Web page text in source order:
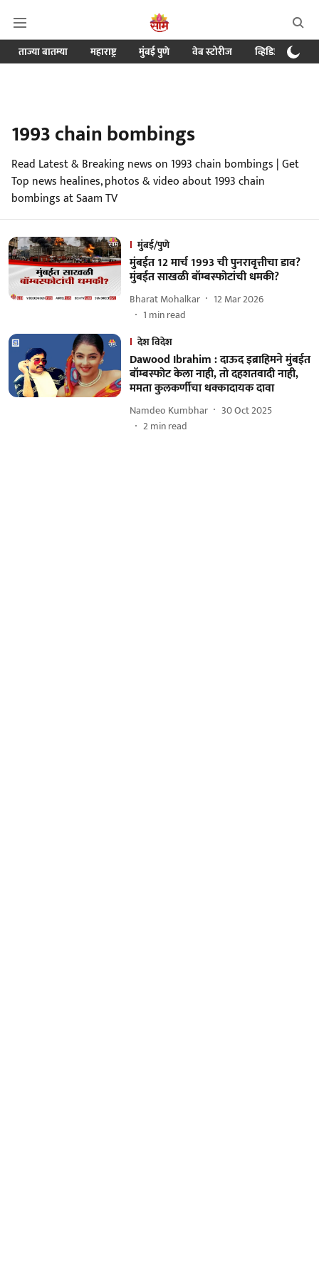
ताज्या बातम्या महाराष्ट्र मुंबई पुणे वेब स्टोरीज व्हिडिओ
1993 chain bombings
Read Latest & Breaking news on 1993 chain bombings | Get
Top news healines, photos & video about 1993 chain
bombings at Saam TV
मुंबई/पुणे
मुंबईत 12 मार्च 1993 ची पुनरावृत्तीचा डाव?
मुंबईत साखळी बॉम्बस्फोटांची धमकी?
Bharat Mohalkar
12 Mar 2026
1 min read
देश विदेश
Dawood Ibrahim : दाऊद इब्राहिमने मुंबईत
बॉम्बस्फोट केला नाही, तो दहशतवादी नाही,
ममता कुलकर्णीचा धक्कादायक दावा
Namdeo Kumbhar
30 Oct 2025
2min read